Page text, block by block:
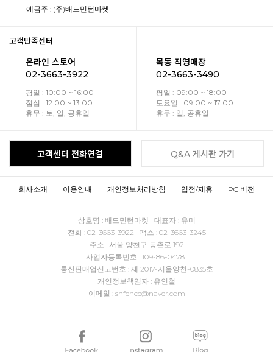
예금주 : (주)배드민턴마켓
고객만족센터
온라인 스토어
02-3663-3922
평일 : 10:00 ~ 16:00
점심 : 12:00 ~ 13:00
휴무 : 토, 일, 공휴일
목동 직영매장
02-3663-3490
평일 : 09:00 ~ 18:00
토요일 : 09:00 ~ 17:00
휴무 : 일, 공휴일
고객센터 전화연결 Q&A 게시판 가기
회사소개 이용안내 개인정보처리방침 입점/제휴 PC 버전
상호명 : 배드민턴마켓 대표자 : 유미
전화 : 02-3663-3922 팩스 : 02-3663-3245
주소 : 서울 양천구 등촌로 192
사업자등록번호 : 109-86-04781
통신판매업신고번호 : 제 2017-서울양천-0835호
개인정보책임자 : 유인철
이메일 : shfence@naver.com